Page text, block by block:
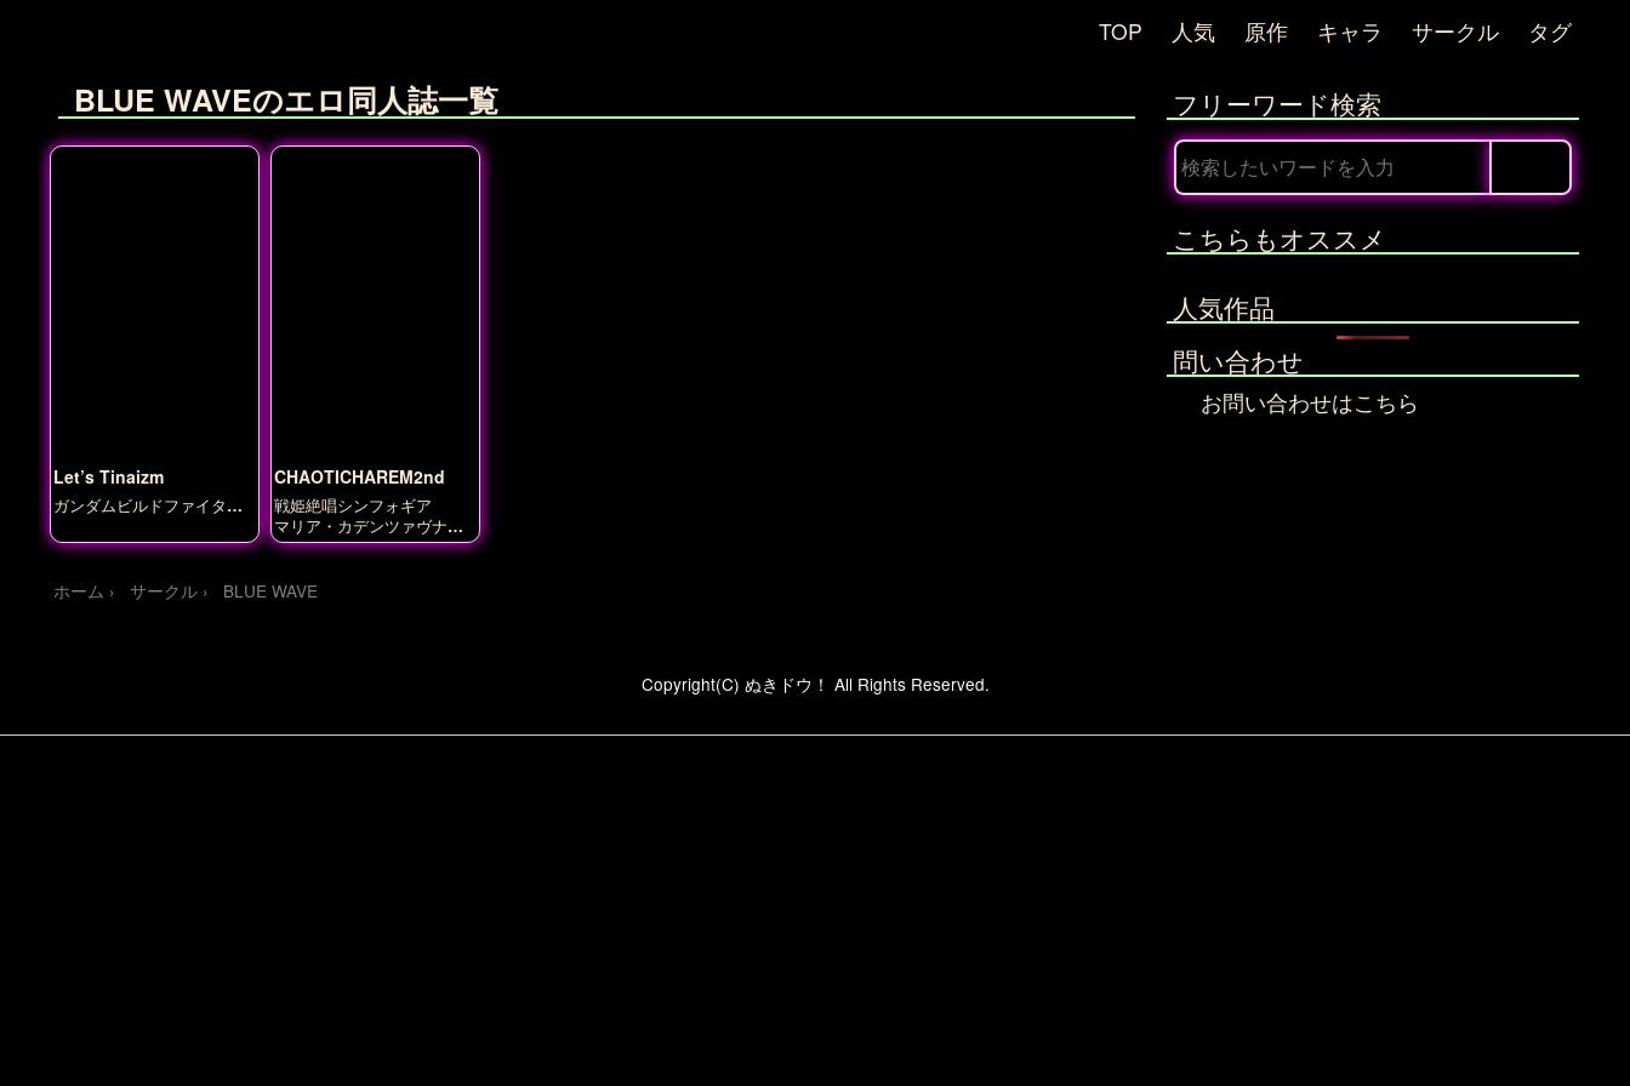
TOP 人気 原作 キャラ サークル タグ
BLUE WAVEのエロ同人誌一覧
Let’s Tinaizm
ガンダムビルドファイター
ズ
CHAOTICHAREM2nd
戦姫絶唱シンフォギア
マリア・カデンツァヴナ・
イヴ 小日向未来 暁切歌 月
読調 立花響 雪音クリス 風
ホーム サークル BLUE WAVE
フリーワード検索
こちらもオススメ
人気作品
問い合わせ
お問い合わせはこちら
Copyright(C) ぬきドウ！ All Rights Reserved.